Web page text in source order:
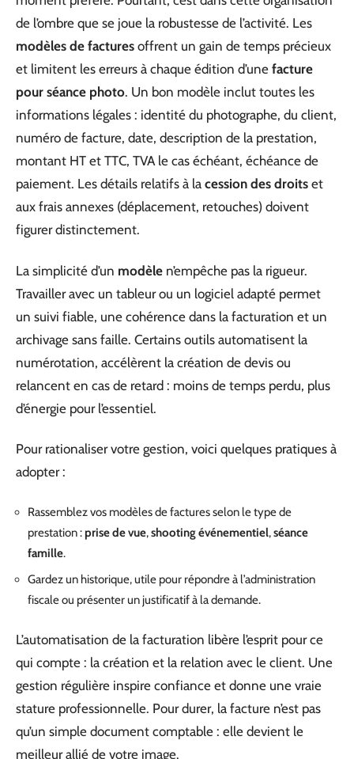
de l’ombre que se joue la robustesse de l’activité. Les
modèles de factures offrent un gain de temps précieux
et limitent les erreurs à chaque édition d’une facture
pour séance photo. Un bon modèle inclut toutes les
informations légales : identité du photographe, du client,
numéro de facture, date, description de la prestation,
montant HT et TTC, TVA le cas échéant, échéance de
paiement. Les détails relatifs à la cession des droits et
aux frais annexes (déplacement, retouches) doivent
figurer distinctement.
La simplicité d’un modèle n’empêche pas la rigueur.
Travailler avec un tableur ou un logiciel adapté permet
un suivi fiable, une cohérence dans la facturation et un
archivage sans faille. Certains outils automatisent la
numérotation, accélèrent la création de devis ou
relancent en cas de retard : moins de temps perdu, plus
d’énergie pour l’essentiel.
Pour rationaliser votre gestion, voici quelques pratiques à
adopter :
Rassemblez vos modèles de factures selon le type de
prestation :prise de vue,shooting événementiel,séance
famille.
Gardez un historique, utile pour répondre à l’administration
fiscale ou présenter un justificatif à la demande.
L’automatisation de la facturation libère l’esprit pour ce
qui compte : la création et la relation avec le client. Une
gestion régulière inspire confiance et donne une vraie
stature professionnelle. Pour durer, la facture n’est pas
qu’un simple document comptable : elle devient le
meilleur allié de votre image.